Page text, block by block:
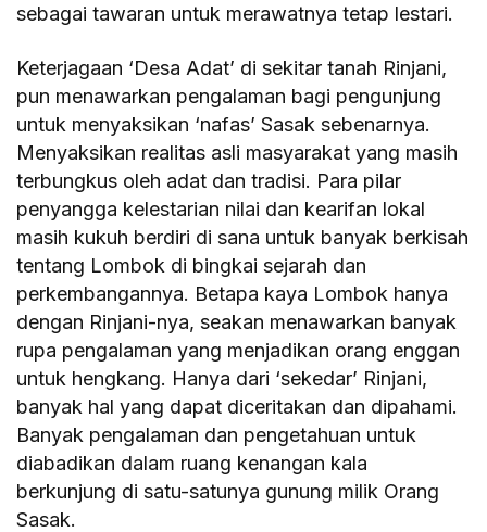
sebagai tawaran untuk merawatnya tetap lestari.
Keterjagaan ‘Desa Adat’ di sekitar tanah Rinjani,
pun menawarkan pengalaman bagi pengunjung
untuk menyaksikan ‘nafas’ Sasak sebenarnya.
Menyaksikan realitas asli masyarakat yang masih
terbungkus oleh adat dan tradisi. Para pilar
penyangga kelestarian nilai dan kearifan lokal
masih kukuh berdiri di sana untuk banyak berkisah
tentang Lombok di bingkai sejarah dan
perkembangannya. Betapa kaya Lombok hanya
dengan Rinjani-nya, seakan menawarkan banyak
rupa pengalaman yang menjadikan orang enggan
untuk hengkang. Hanya dari ‘sekedar’ Rinjani,
banyak hal yang dapat diceritakan dan dipahami.
Banyak pengalaman dan pengetahuan untuk
diabadikan dalam ruang kenangan kala
berkunjung di satu-satunya gunung milik Orang
Sasak.